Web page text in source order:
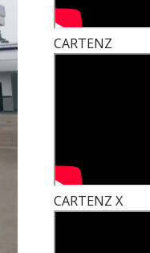
CARTENZ
CARTENZ X